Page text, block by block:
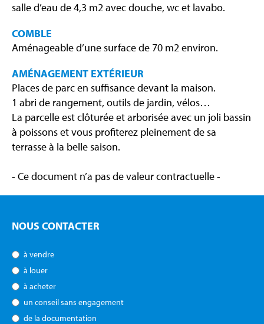
salle d’eau de 4,3 m2 avec douche, wc et lavabo.
COMBLE
Aménageable d’une surface de 70 m2 environ.
AMÉNAGEMENT EXTÉRIEUR
Places de parc en suffisance devant la maison.
1 abri de rangement, outils de jardin, vélos…
La parcelle est clôturée et arborisée avec un joli bassin
à poissons et vous profiterez pleinement de sa
terrasse à la belle saison.
- Ce document n’a pas de valeur contractuelle -
NOUS CONTACTER
à vendre
à louer
à acheter
un conseil sans engagement
de la documentation